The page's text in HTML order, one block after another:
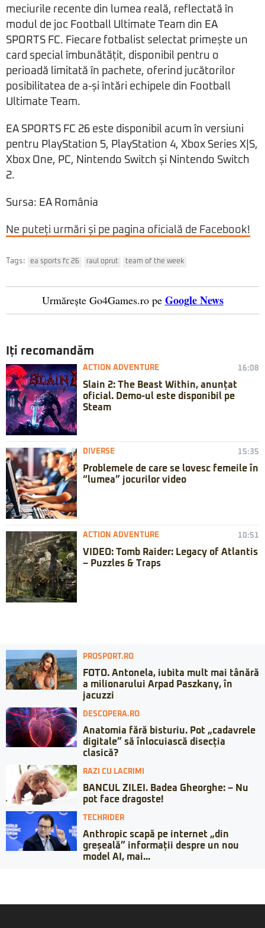
meciurile recente din lumea reală, reflectată în
modul de joc Football Ultimate Team din EA
SPORTS FC. Fiecare fotbalist selectat primește un
card special îmbunătățit, disponibil pentru o
perioadă limitată în pachete, oferind jucătorilor
posibilitatea de a-și întări echipele din Football
Ultimate Team.
EA SPORTS FC 26 este disponibil acum în versiuni
pentru PlayStation 5, PlayStation 4, Xbox Series X|S,
Xbox One, PC, Nintendo Switch și Nintendo Switch
2.
Sursa: EA România
Ne puteți urmări și pe pagina oficială de Facebook!
Tags: ea sports fc 26 raul oprut team of the week
Urmărește Go4Games.ro pe Google News
Iți recomandăm
ACTION ADVENTURE 16:08
Slain 2: The Beast Within, anunțat
oficial. Demo-ul este disponibil pe
Steam
DIVERSE 15:35
Problemele de care se lovesc femeile în
“lumea” jocurilor video
ACTION ADVENTURE 10:51
VIDEO: Tomb Raider: Legacy of Atlantis
– Puzzles & Traps
PROSPORT.RO
FOTO. Antonela, iubita mult mai tânără
a milionarului Arpad Paszkany, în
jacuzzi
DESCOPERA.RO
Anatomia fără bisturiu. Pot „cadavrele
digitale” să înlocuiască disecția
clasică?
RAZI CU LACRIMI
BANCUL ZILEI. Badea Gheorghe: – Nu
pot face dragoste!
TECHRIDER
Anthropic scapă pe internet „din
greșeală” informații despre un nou
model AI, mai...